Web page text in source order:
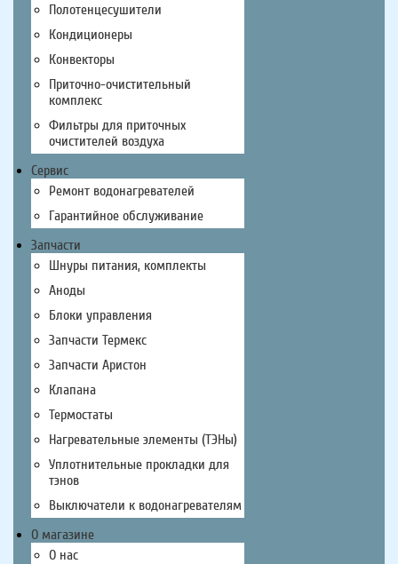
Полотенцесушители
Кондиционеры
Конвекторы
Приточно-очистительный
комплекс
Фильтры для приточных
очистителей воздуха
Сервис
Ремонт водонагревателей
Гарантийное обслуживание
Запчасти
Шнуры питания, комплекты
Аноды
Блоки управления
Запчасти Термекс
Запчасти Аристон
Клапана
Термостаты
Нагревательные элементы (ТЭНы)
Уплотнительные прокладки для
тэнов
Выключатели к водонагревателям
О магазине
О нас